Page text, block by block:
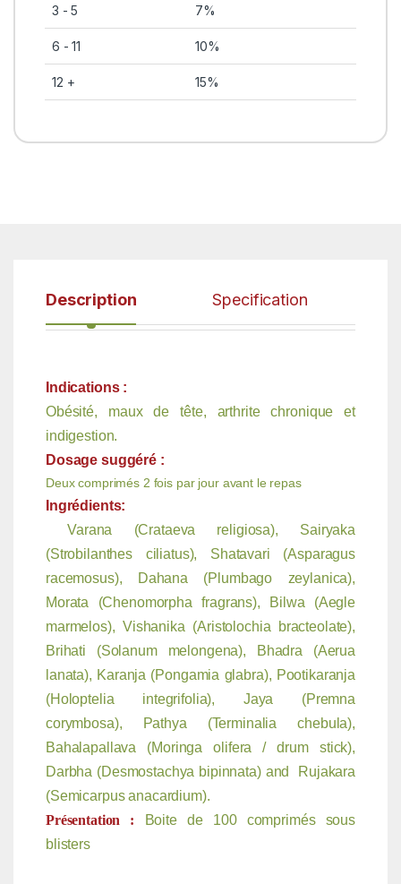
3 - 5 7%
6 - 11 10%
12 + 15%
Description Specification
Indications :
Obésité, maux de tête, arthrite chronique et
indigestion.
Dosage suggéré :
Deux comprimés 2 fois par jour avant le repas
Ingrédients:
Varana (Crataeva religiosa), Sairyaka
(Strobilanthes ciliatus), Shatavari (Asparagus
racemosus), Dahana (Plumbago zeylanica),
Morata (Chenomorpha fragrans), Bilwa (Aegle
marmelos), Vishanika (Aristolochia bracteolate),
Brihati (Solanum melongena), Bhadra (Aerua
lanata), Karanja (Pongamia glabra), Pootikaranja
(Holoptelia integrifolia), Jaya (Premna
corymbosa), Pathya (Terminalia chebula),
Bahalapallava (Moringa olifera / drum stick),
Darbha (Desmostachya bipinnata) and Rujakara
(Semicarpus anacardium).
Présentation :
Boite de 100 comprimés sous
blisters